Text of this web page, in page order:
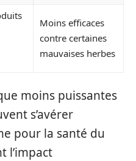
Moins efficaces
contre certaines
mauvaises herbes
moins puissantes
s’avérer
pour la santé du
l’impact